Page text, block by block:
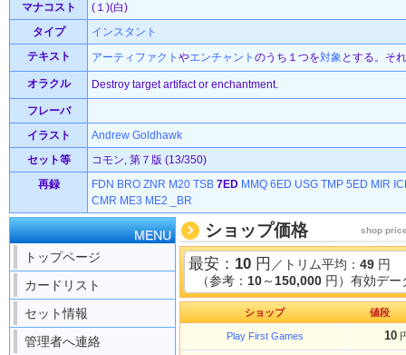
マナコスト
(１)(白)
タイプ
インスタント
テキスト
アーティファクト やエンチャント のうち１つを対象 とする。そ
オラクル Destroy target artifact or enchantment.
フレーバ
イラスト
Andrew Goldhawk
セット等
コモン, 第７版 (13/350)
再録
FDN BRO ZNR M20 TSB 7ED MMQ 6ED USG TMP 5ED MIR
CMR ME3 ME2 _BR
MENU
トップページ
カードリスト
セット情報
管理者へ連絡
ショップ価格 shop
最安： 10 円 ／トリム平均： 49 円
（参考： 10～ 150,000 円）有効デ
ショップ 値段
Play First Games 10